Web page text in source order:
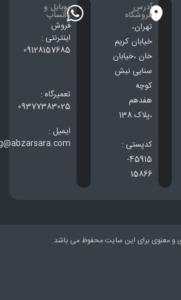
آدرس
فروشگاه
تهران،
خيابان كريم
خان ،خيابان
سنایی نبش
کوچه
هفدهم
،پلاک 138
کدپستی :
45915-
15866
موبایل و
واتساپ
فروش
اینترنتی :
09128157685
تعمیرگاه :
09377383025
ایمیل :
و معنوی برای این سایت محفوظ می باشد.